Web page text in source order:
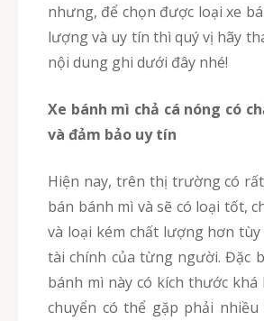
nhưng, để chọn được loại xe
lượng và uy tín thì quý vị hãy
nội dung ghi dưới đây nhé!
Xe bánh mì chả cá nóng có chất lượng cao
và đảm bảo uy tín
Hiện nay, trên thị trường có rất nhiều loại xe
bán bánh mì và sẽ có loại tốt,
và loại kém chất lượng hơn
tài chính của từng người. Đặc
bánh mì này có kích thước
chuyển có thể gặp phải